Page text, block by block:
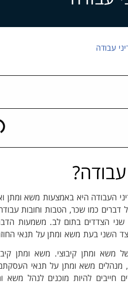
עבודה
העבודה היא באמצעות משא ומתן
דברים כמו שכר, הטבות וחובות
שני הצדדים בתום לב. משמעות
השני בעת משא ומתן על תנאי
משא ומתן קיבוצי. משא ומתן
מנהלים משא ומתן על תנאי
חייבים להיות מוכנים לנהל משא